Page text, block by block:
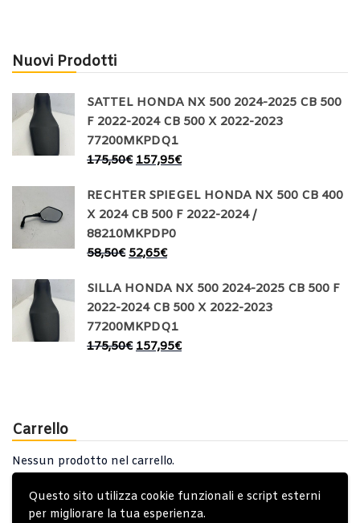
Questo sito utilizza cookie funzionali e script esterni
per migliorare la tua esperienza.
Nuovi Prodotti
SATTEL HONDA NX 500 2024-2025 CB 500
F 2022-2024 CB 500 X 2022-2023
77200MKPDQ1
175,50€ 157,95€
RECHTER SPIEGEL HONDA NX 500 CB 400
X 2024 CB 500 F 2022-2024 /
88210MKPDP0
58,50€ 52,65€
SILLA HONDA NX 500 2024-2025 CB 500 F
2022-2024 CB 500 X 2022-2023
77200MKPDQ1
175,50€ 157,95€
Carrello
Nessun prodotto nel carrello.